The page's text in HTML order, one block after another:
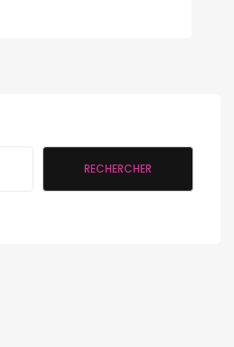
RECHERCHER